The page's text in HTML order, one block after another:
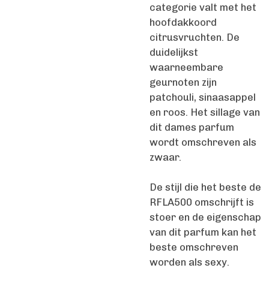
categorie valt met het
hoofdakkoord
citrusvruchten. De
duidelijkst
waarneembare
geurnoten zijn
patchouli, sinaasappel
en roos. Het sillage van
dit dames parfum
wordt omschreven als
zwaar.
De stijl die het beste de
RFLA500 omschrijft is
stoer en de eigenschap
van dit parfum kan het
beste omschreven
worden als sexy.